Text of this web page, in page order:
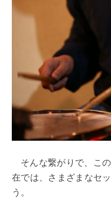
そんな繋がりで、こ
在では、さまざまなセ
う。